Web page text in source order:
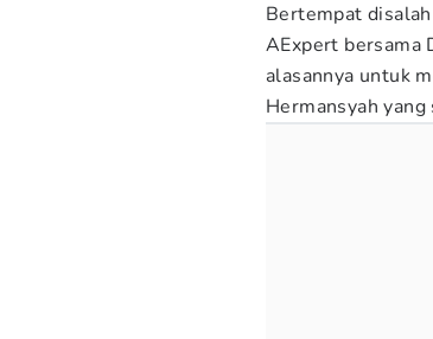
Bertempat
AExpert bersama
alasannya untuk
Hermansyah